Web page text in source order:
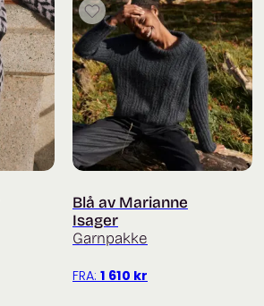
Blå av Marianne
Isager
Garnpakke
FRA: 1 610 kr